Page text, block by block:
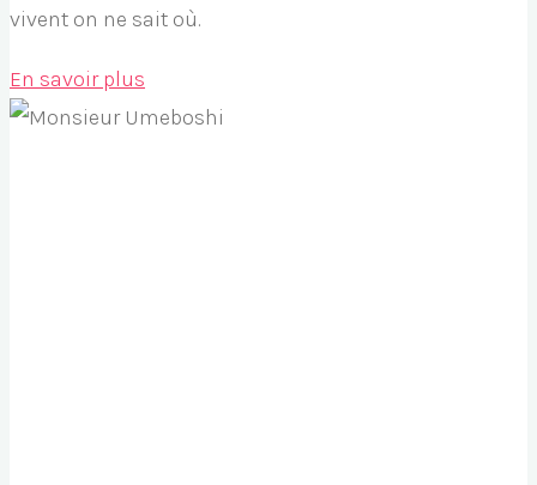
vivent on ne sait où.
En savoir plus
MouMous"